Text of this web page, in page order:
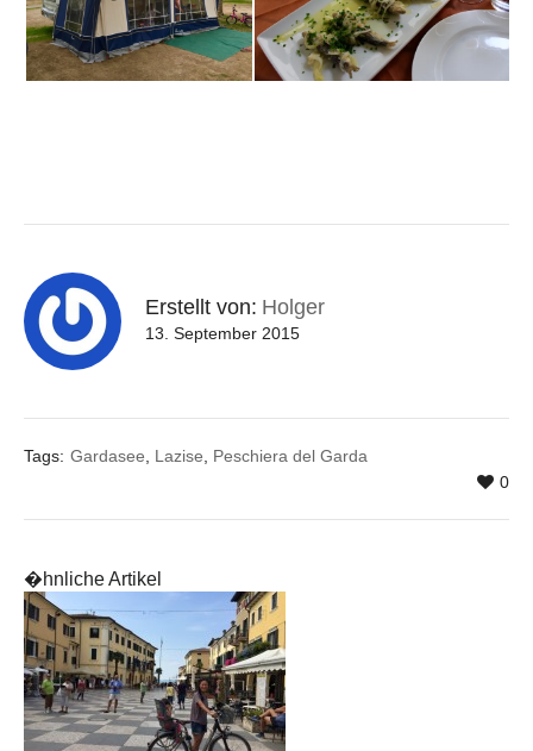
Erstellt von: Holger
13. September 2015
Tags: Gardasee Lazise
Peschiera del Garda
0
�hnliche Artikel